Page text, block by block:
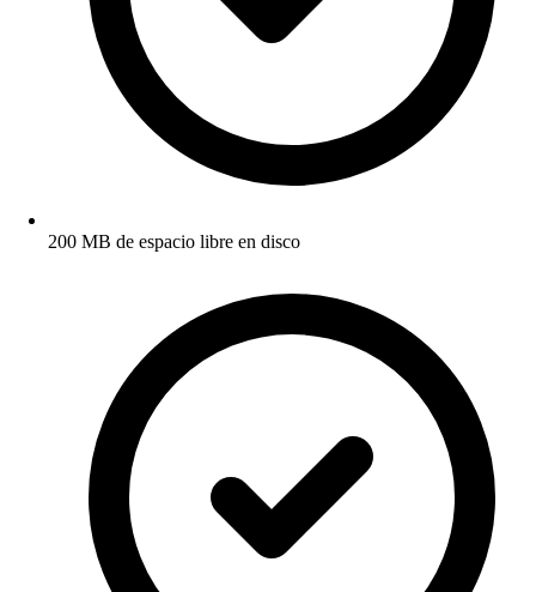
200 MB de espacio libre en disco